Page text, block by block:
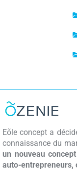
Eõle concept a
connaissance du
un nouveau
auto-entrepreneurs,